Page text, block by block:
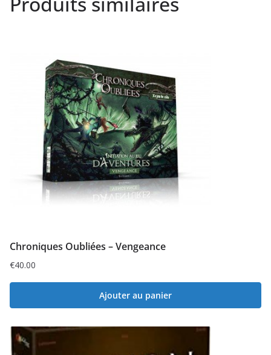
Chroniques Oubliées – Vengeance
€40.00
Ajouter au panier